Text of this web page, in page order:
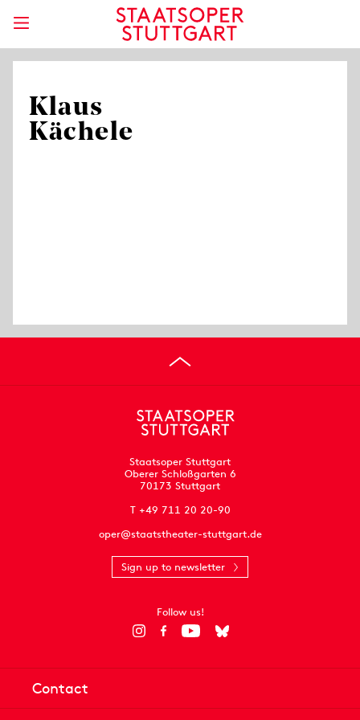
Klaus
Kächele
Staatsoper Stuttgart
Oberer Schloßgarten 6
70173 Stuttgart
T +49 711 20 20-90
oper@staatstheater-stuttgart.de
Sign up to newsletter
Follow us!
Contact